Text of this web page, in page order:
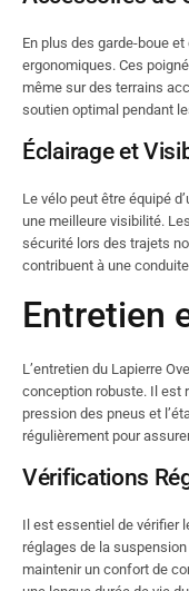
En plus des garde-boue
ergonomiques. Ces
même sur des terrains
soutien optimal pendant
Éclairage et
Le vélo peut être équipé
une meilleure visibilité.
sécurité lors des trajets
contribuent à une
Entretien
L’entretien du Lapierre
conception robuste. Il est
pression des pneus et
régulièrement pour
Vérifications
Il est essentiel de vérifier
réglages de la
maintenir un confort de